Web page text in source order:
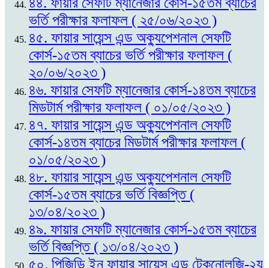
ভর্তি পরীক্ষার ফলাফল ( ২৫/০৬/২০২৩ )
৪৫. ফায়ার সায়েন্স এন্ড অক্যুপেশনাল সেফটি
কোর্স-১৫তম ব্যাচের ভর্তি পরীক্ষার ফলাফল (
২০/০৬/২০২৩ )
৪৬. ফায়ার সেফটি ম্যানেজার কোর্স-১৪তম ব্যাচের
মিডটার্ম পরীক্ষার ফলাফল ( ০১/০৫/২০২৩ )
৪৭. ফায়ার সায়েন্স এন্ড অক্যুপেশনাল সেফটি
কোর্স-১৪তম ব্যাচের মিডটার্ম পরীক্ষার ফলাফল (
০১/০৫/২০২৩ )
৪৮. ফায়ার সায়েন্স এন্ড অক্যুপেশনাল সেফটি
কোর্স-১৫তম ব্যাচের ভর্তি বিজ্ঞপ্তি (
১৩/০৪/২০২৩ )
৪৯. ফায়ার সেফটি ম্যানেজার কোর্স-১৫তম ব্যাচের
ভর্তি বিজ্ঞপ্তি ( ১৩/০৪/২০২৩ )
৫০. পিজিডি ইন ফায়ার সায়েন্স এন্ড টেকনোলজি-২য়